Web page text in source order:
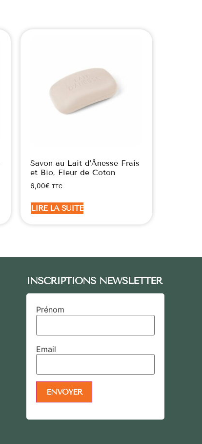
Savon au Lait d’Ânesse Frais
et Bio, Fleur de Coton
6,00€ TTC
LIRE LA SUITE
INSCRIPTIONS NEWSLETTER
Prénom
Email